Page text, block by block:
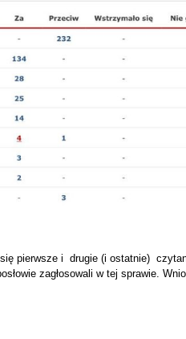
pierwsze i drugie (i ostatnie)
zagłosowali w tej sprawie.